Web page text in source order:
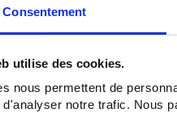
Consentement
utilise des cookies.
nous permettent de
notre trafic. Nous